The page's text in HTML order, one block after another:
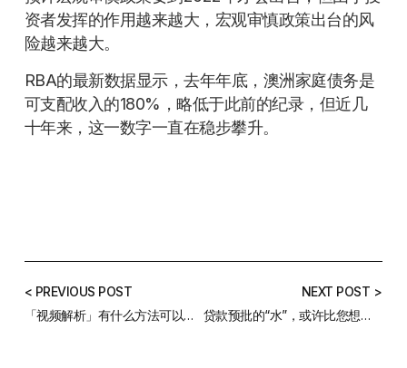
资者发挥的作用越来越大，宏观审慎政策出台的风
险越来越大。
RBA的最新数据显示，去年年底，澳洲家庭债务是
可支配收入的180%，略低于此前的纪录，但近几
十年来，这一数字一直在稳步攀升。
< PREVIOUS POST
「视频解析」有什么方法可以向银行申请到更多的贷款？
NEXT POST >
贷款预批的“水”，或许比您想的还要深